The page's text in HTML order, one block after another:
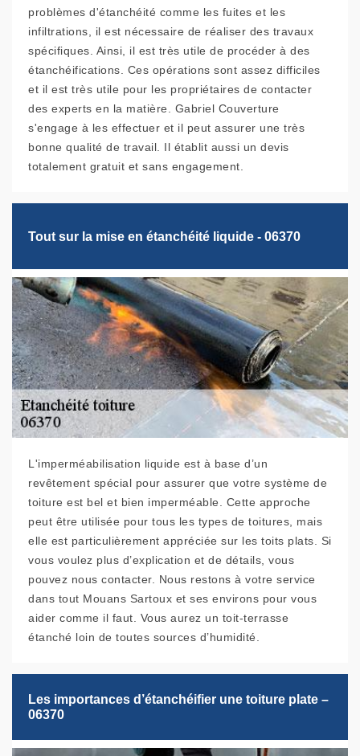
problèmes d'étanchéité comme les fuites et les
infiltrations, il est nécessaire de réaliser des travaux
spécifiques. Ainsi, il est très utile de procéder à des
étanchéifications. Ces opérations sont assez difficiles
et il est très utile pour les propriétaires de contacter
des experts en la matière. Gabriel Couverture
s'engage à les effectuer et il peut assurer une très
bonne qualité de travail. Il établit aussi un devis
totalement gratuit et sans engagement.
Tout sur la mise en étanchéité liquide - 06370
L'imperméabilisation liquide est à base d’un
revêtement spécial pour assurer que votre système de
toiture est bel et bien imperméable. Cette approche
peut être utilisée pour tous les types de toitures, mais
elle est particulièrement appréciée sur les toits plats. Si
vous voulez plus d’explication et de détails, vous
pouvez nous contacter. Nous restons à votre service
dans tout Mouans Sartoux et ses environs pour vous
aider comme il faut. Vous aurez un toit-terrasse
étanché loin de toutes sources d’humidité.
Les importances d’étanchéifier une toiture plate –
06370